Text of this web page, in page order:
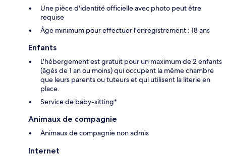
Une pièce d'identité officielle avec photo peut être
requise
Âge minimum pour effectuer l'enregistrement : 18 ans
Enfants
L'hébergement est gratuit pour un maximum de 2 enfants
(âgés de 1 an ou moins) qui occupent la même chambre
que leurs parents ou tuteurs et qui utilisent la literie en
place.
Service de baby-sitting*
Animaux de compagnie
Animaux de compagnie non admis
Internet